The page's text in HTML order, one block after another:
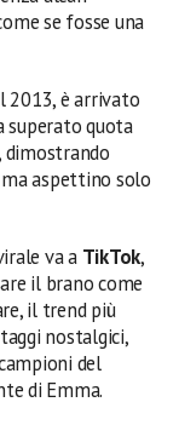
se fosse una
2013, è arrivato
superato quota
dimostrando
aspettino solo
va a TikTok,
il brano come
il trend più
nostalgici,
del
di Emma.